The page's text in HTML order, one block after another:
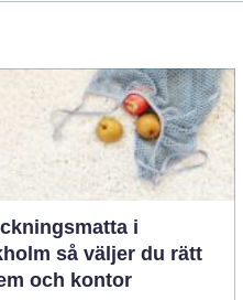
i
du rätt
och kontor